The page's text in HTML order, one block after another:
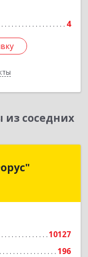
4
соседних
10127
196
"Форус"
г, Ямская ул,